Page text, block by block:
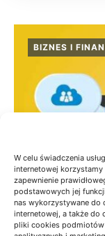
W celu świadczenia
internetowej
zapewnienie
podstawowych jej
nas wykorzystywane do
internetowej, a także do
pliki cookies podmiotów
BIZNES I